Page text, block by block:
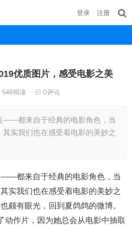
登录 注册
优质图片，感受电影之美
549阅读 0评论
——都来自于经典的电影角色，当
实我们也在感受着电影的美妙之
都来自于经典的电影角色，当
实我们也在感受着电影的美妙之
颇有眼光，回到夏鸽鸽的微博。
动作片，因为她总会从电影中抽取